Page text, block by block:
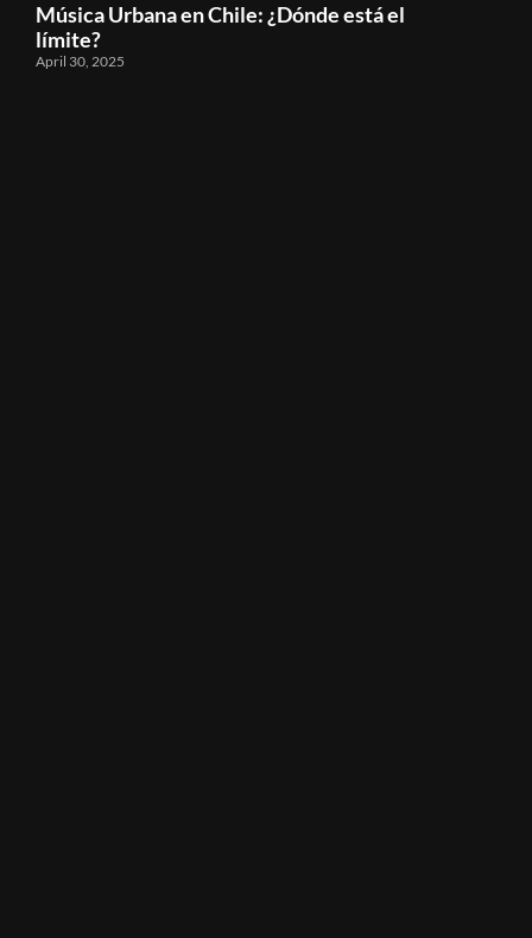
Música Urbana en Chile: ¿Dónde está el
límite?
April 30, 2025